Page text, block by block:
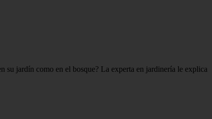
su jardín como en el bosque? La experta en jardinería le explica